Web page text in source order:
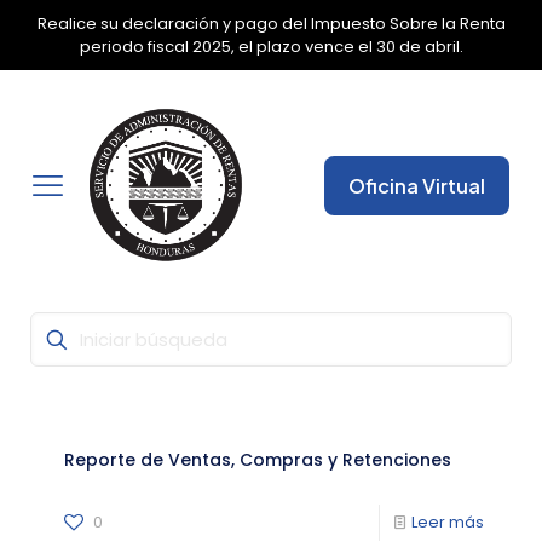
Realice su declaración y pago del Impuesto Sobre la Renta
periodo fiscal 2025, el plazo vence el 30 de abril.
✕
Oficina Virtual
Reporte de Ventas, Compras y Retenciones
0 Leer más